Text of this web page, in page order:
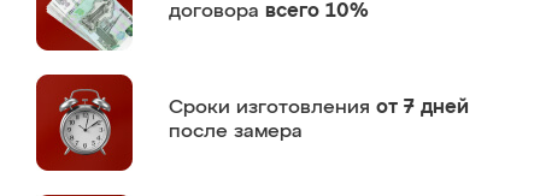
договора всего 10%
Сроки изготовления от 7 дней
после замера